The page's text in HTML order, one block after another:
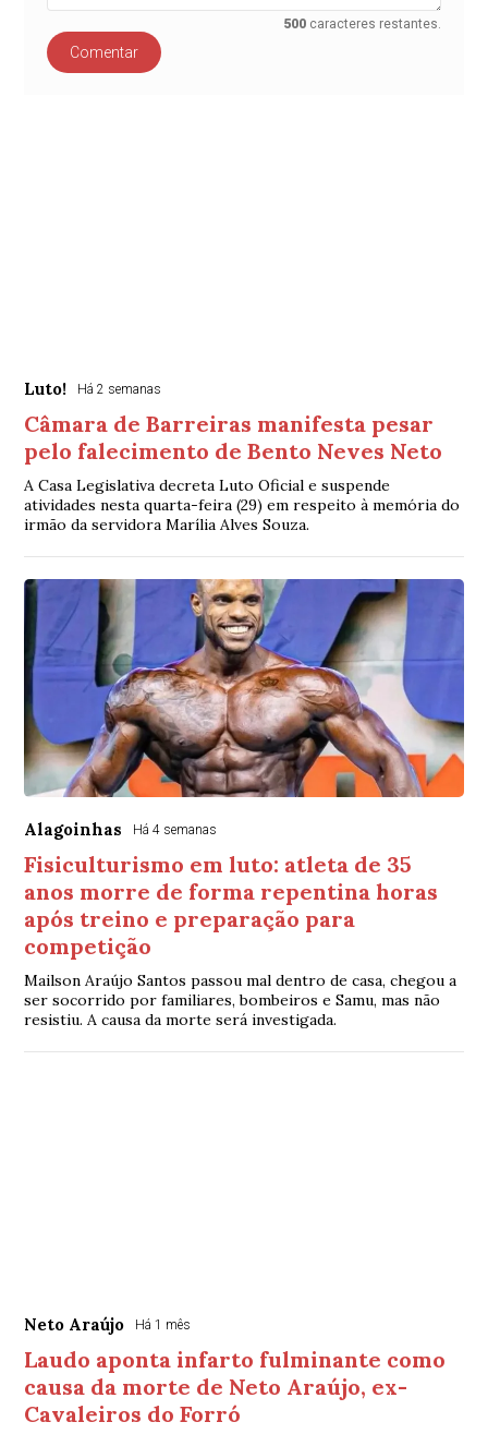
500 caracteres restantes.
Comentar
Luto! Há 2 semanas
Câmara de Barreiras manifesta pesar
pelo falecimento de Bento Neves Neto
A Casa Legislativa decreta Luto Oficial e suspende
atividades nesta quarta-feira (29) em respeito à memória do
irmão da servidora Marília Alves Souza.
Alagoinhas Há 4 semanas
Fisiculturismo em luto: atleta de 35
anos morre de forma repentina horas
após treino e preparação para
competição
Mailson Araújo Santos passou mal dentro de casa, chegou a
ser socorrido por familiares, bombeiros e Samu, mas não
resistiu. A causa da morte será investigada.
Neto Araújo Há 1 mês
Laudo aponta infarto fulminante como
causa da morte de Neto Araújo, ex-
Cavaleiros do Forró